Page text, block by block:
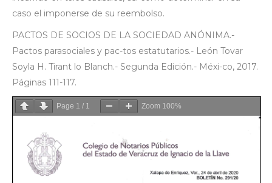
caso el imponerse de su reembolso.
PACTOS DE SOCIOS DE LA SOCIEDAD ANÓNIMA.-
Pactos parasociales y pac-tos estatutarios.- León Tovar
Soyla H. Tirant lo Blanch.- Segunda Edición.- Méxi-co, 2017.
Páginas 111-117.
Page 1 / 1 Zoom 100%